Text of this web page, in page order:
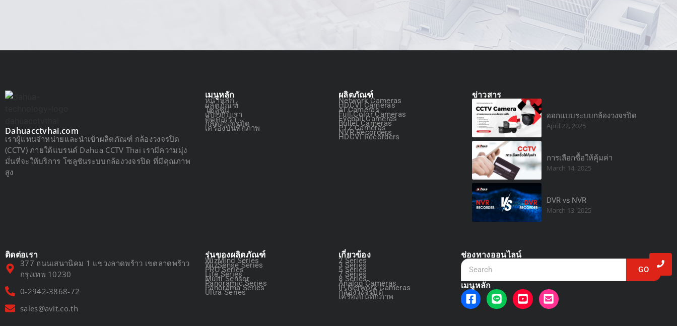
Dahuacctvhai.com
เราผู้แทนจำหน่ายและนำเข้าผลิตภัณฑ์ กล้องวงจรปิด
(CCTV) ภายใต้แบรนด์ Dahua CCTV Thai เรามีความมุ่ง
มั่นที่จะให้บริการ โซลูชันระบบกล้องวงจรปิด ที่มีคุณภาพ
สูง
เมนูหลัก
หน้าหลัก
ผลิตภัณฑ์
โซลูชัน
เกี่ยวกับเรา
ติดต่อเรา
กล้องวงจรปิด
เครื่องบันทึกภาพ
ผลิตภัณฑ์
Network Cameras
HDCVI Cameras
AI Cameras
Full Color Cameras
Eyeball Cameras
Bullet Cameras
PTZ Cameras
NVR Recorders
HDCVI Recorders
ข่าวสาร
ออกแบบระบบกล้องวงจรปิด
April 22, 2025
การเลือกซื้อให้คุ้มค่า
March 14, 2025
DVR vs NVR
March 13, 2025
ติดต่อเรา
377 ถนนเสนานิคม 1 แขวงลาดพร้าว เขตลาดพร้าว
กรุงเทพ 10230
0-2942-3868-72
sales@avit.co.th
รุ่นของผลิตภัณฑ์
WizMind Series
WizSense Series
PRO Series
Lite Series
Multi Sensor
Panoramic Series
Panorama Series
Ultra Series
เกี่ยวข้อง
2 Series
3 Series
5 Series
7 Series
8 Series
Analog Cameras
IP Network Cameras
กล้องวงจรปิด
เครื่องบันทึกภาพ
ช่องทางออนไลน์
GO
เมนูหลัก